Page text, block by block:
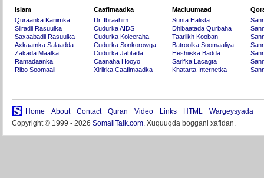
Islam
Quraanka Kariimka
Siiradii Rasuulka
Saxaabadii Rasuulka
Axkaamka Salaadda
Zakada Maalka
Ramadaanka
Ribo Soomaali
Caafimaadka
Dr. Ibraahim
Cudurka AIDS
Cudurka Koleeraha
Cudurka Sonkorowga
Cudurka Jabtada
Caanaha Hooyo
Xiriirka Caafimaadka
Macluumaad
Sunta Halista
Dhibaatada Qurbaha
Taariikh Kooban
Batroolka Soomaaliya
Heshiiska Badda
Sarifka Lacagta
Khatarta Internetka
Home About Contact Quran Video Links HTML
Wargeysyada
Copyright © 1999 - 2026 SomaliTalk.com. Xuquuqda boggani xafidan.